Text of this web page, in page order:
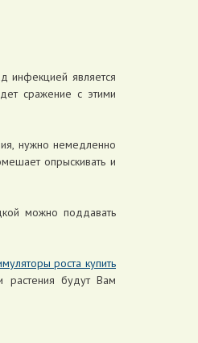
инфекцией является
сражение с этими
нужно немедленно
опрыскивать и
можно поддавать
роста купить
растения будут Вам